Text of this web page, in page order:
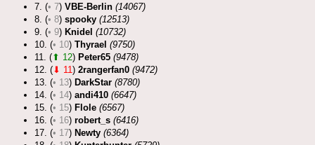
7. (• 7) VBE-Berlin (14067)
8. (• 8) spooky (12513)
9. (• 9) Knidel (10732)
10. (• 10) Thyrael (9750)
11. (⬆ 12) Peter65 (9478)
12. (⬇ 11 ) 2rangerfan0 (9472)
13. (• 13) DarkStar (8780)
14. (• 14) andi410 (6647)
15. (• 15) Flole (6567)
16. (• 16) robert_s (6416)
17. (• 17) Newty (6364)